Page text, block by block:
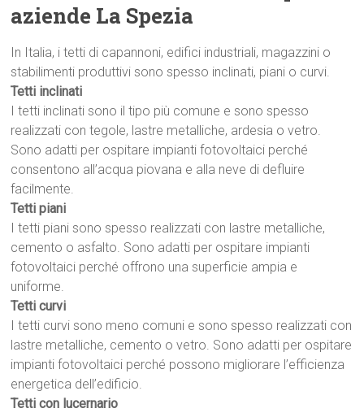
aziende La Spezia
In Italia, i tetti di capannoni, edifici industriali, magazzini o
stabilimenti produttivi sono spesso inclinati, piani o curvi.
Tetti inclinati
I tetti inclinati sono il tipo più comune e sono spesso
realizzati con tegole, lastre metalliche, ardesia o vetro.
Sono adatti per ospitare impianti fotovoltaici perché
consentono all’acqua piovana e alla neve di defluire
facilmente.
Tetti piani
I tetti piani sono spesso realizzati con lastre metalliche,
cemento o asfalto. Sono adatti per ospitare impianti
fotovoltaici perché offrono una superficie ampia e
uniforme.
Tetti curvi
I tetti curvi sono meno comuni e sono spesso realizzati con
lastre metalliche, cemento o vetro. Sono adatti per ospitare
impianti fotovoltaici perché possono migliorare l’efficienza
energetica dell’edificio.
Tetti con lucernario